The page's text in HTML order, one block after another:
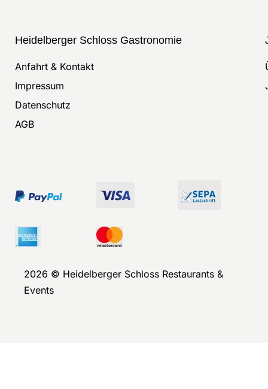
Heidelberger Schloss Gastronomie
Anfahrt & Kontakt
Impressum
Datenschutz
AGB
2026 © Heidelberger Schloss Restaurants &
Events